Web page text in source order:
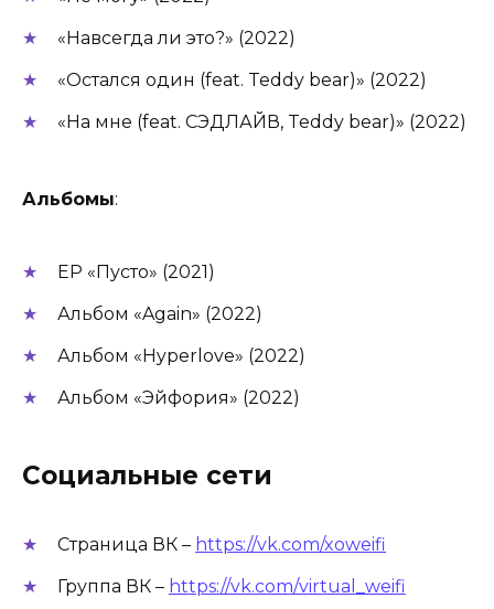
«Навсегда ли это?» (2022)
«Остался один (feat. Teddy bear)» (2022)
«На мне (feat. СЭДЛАЙВ, Teddy bear)» (2022)
Альбомы:
EP «Пусто» (2021)
Альбом «Again» (2022)
Альбом «Hyperlove» (2022)
Альбом «Эйфория» (2022)
Социальные сети
Страница ВК – https://vk.com/xoweifi
Группа ВК – https://vk.com/virtual_weifi